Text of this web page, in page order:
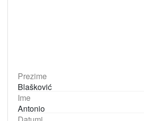
Prezime
Blašković
Ime
Antonio